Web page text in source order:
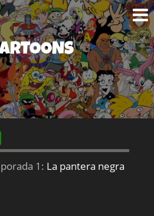
1: La pantera negra